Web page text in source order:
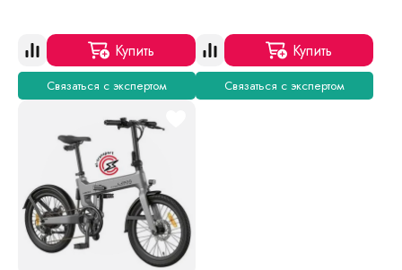
Купить
Связаться с экспертом
Купить
Связаться с экспертом